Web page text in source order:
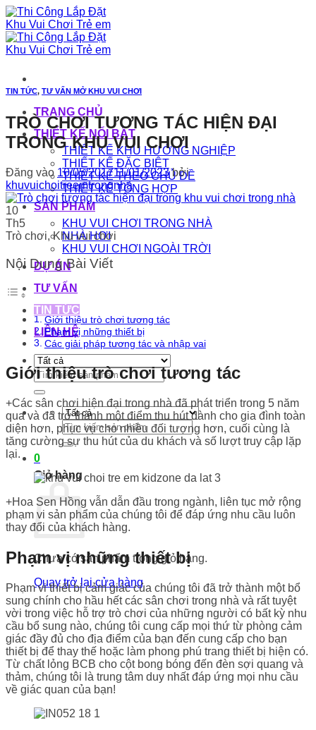
Bỏ
qua
nội
dung
TRANG CHỦ
THIẾT KẾ NỔI BẬT
THIẾT KẾ KHU HƯỚNG NGHIỆP
THIẾT KẾ ĐẶC BIỆT
THIẾT KẾ THEO CHỦ ĐỀ
THIẾT KẾ TỔNG HỢP
SẢN PHẨM
KHU VUI CHƠI TRONG NHÀ
NHÀ HƠI
KHU VUI CHƠI NGOÀI TRỜI
DỰ ÁN
TƯ VẤN
TIN TỨC
LIÊN HỆ
Tìm
kiếm:
Tìm
kiếm:
0
Giỏ hàng
Chưa có sản phẩm trong giỏ hàng.
Quay trở lại cửa hàng
TIN TỨC, TƯ VẤN MỞ KHU VUI CHƠI
TRÒ CHƠI TƯƠNG TÁC HIỆN ĐẠI
TRONG KHU VUI CHƠI
Đăng vào 10/05/201711/01/2023 bởi
khuvuichoitreemtrongnha
10
Th5
Trò chơi, Khu vui chơi
Nội Dung Bài Viết
Giới thiệu trò chơi tương tác
Phạm vị những thiết bị
Các giải pháp tương tác và nhập vai
Giới thiệu trò chơi tương tác
+Các sân chơi hiện đại trong nhà đã phát triển trong 5 năm
qua và đã trở thành một điểm thu hút dành cho gia đình toàn
diện hơn, phục vụ cho nhiều đối tượng hơn, cuối cùng là
tăng cường sự thu hút của du khách và số lượt truy cập lặp
lại.
+Hoa Sen Hồng vẫn dẫn đầu trong ngành, liên tục mở rộng
phạm vi sản phẩm của chúng tôi để đáp ứng nhu cầu luôn
thay đổi của khách hàng.
Phạm vị những thiết bị
Phạm vi thiết bị cảm giác của chúng tôi đã trở thành một bổ
sung chính cho hầu hết các sân chơi trong nhà và rất tuyệt
vời trong việc hỗ trợ trò chơi của những người có bất kỳ nhu
cầu bổ sung nào, chúng tôi cung cấp mọi thứ từ phòng cảm
giác đầy đủ cho địa điểm của bạn đến cung cấp cho bạn
thiết bị để thay thế hoặc làm phong phú trang thiết bị hiện có.
Từ chất lỏng BCB cho cột bong bóng đến đèn sợi quang và
thảm, chúng tôi là trung tâm duy nhất đáp ứng mọi nhu cầu
về giác quan của bạn!